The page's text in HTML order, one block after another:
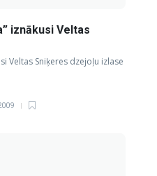
iznākusi Veltas
Veltas Sniķeres dzejoļu izlase